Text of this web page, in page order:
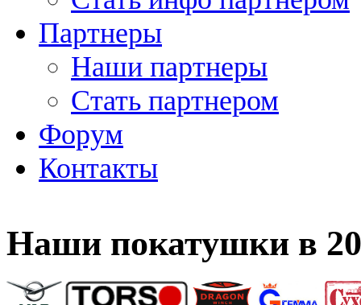
Партнеры
Наши партнеры
Стать партнером
Форум
Контакты
Наши покатушки в